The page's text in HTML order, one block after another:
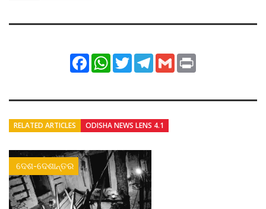
FacebookWhatsApp
TwitterTelegram
Gmail
RELATED ARTICLES ODISHA NEWS LENS 4.1
ଦେଶ-ଦେଶାନ୍ତର